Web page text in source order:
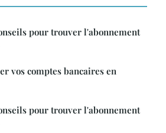
pour trouver l'abonnement
vos comptes bancaires en
pour trouver l'abonnement